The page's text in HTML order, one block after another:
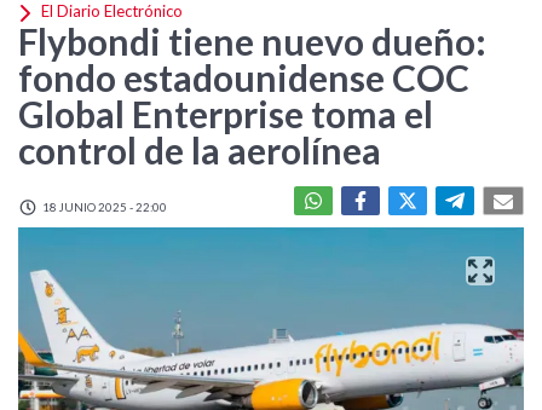
El Diario Electrónico
Flybondi tiene nuevo dueño:
fondo estadounidense COC
Global Enterprise toma el
control de la aerolínea
18 JUNIO 2025 - 22:00